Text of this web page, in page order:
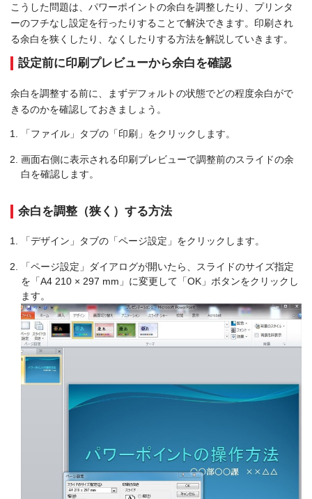
こうした問題は、パワーポイントの余白を調整したり、プリンタ
ーのフチなし設定を行ったりすることで解決できます。印刷され
る余白を狭くしたり、なくしたりする方法を解説していきます。
設定前に印刷プレビューから余白を確認
余白を調整する前に、まずデフォルトの状態でどの程度余白がで
きるのかを確認しておきましょう。
「ファイル」タブの「印刷」をクリックします。
画面右側に表示される印刷プレビューで調整前のスライドの余
白を確認します。
余白を調整（狭く）する方法
「デザイン」タブの「ページ設定」をクリックします。
「ページ設定」ダイアログが開いたら、スライドのサイズ指定
を「A4 210 × 297 mm」に変更して「OK」ボタンをクリックし
ます。